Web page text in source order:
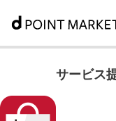
サービス